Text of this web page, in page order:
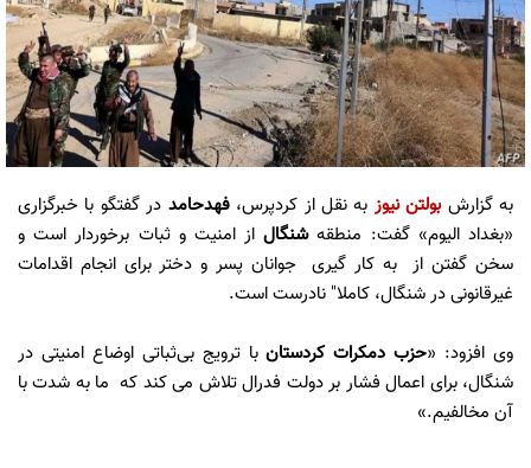
به گزارشبولتن نیوز به نقل از کردپرس، فهدحامد در گفتگو با خبرگزاری
«بغداد الیوم» گفت: منطقهشنگالاز امنیت و ثبات برخوردار است و
سخن گفتن از به کار گیری جوانان پسر و دختر برای انجام اقدامات
غیرقانونی در شنگال، کاملا" نادرست است.
وی افزود: «حزب دمکرات کردستانبا ترویج بی‌ثباتی اوضاع امنیتی در
شنگال، برای اعمال فشار بر دولت فدرال تلاش می کند که ما به شدت با
آن مخالفیم.»